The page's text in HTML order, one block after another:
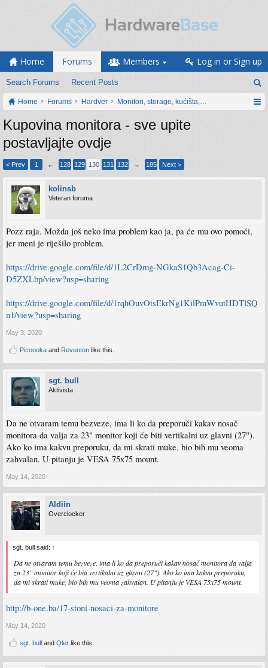
Home Forums
Search Forums Recent Posts
Members Log in or Sign up
Home Forums Hardver Monitori, storage, kućišta, periferija
Kupovina monitora - sve upite
postavljajte ovdje
< Prev 1 ← 128 129 130 131 132 → 185 Next >
kolinsb
Veteran foruma
Pozz raja. Možda još neko ima problem kao ja, pa će mu ovo pomoći,
jer meni je riješilo problem.
https://drive.google.com/file/d/1L2CrDmg-NGkaS1Qb3Acag-Ci-
D5ZXLbp/view?usp=sharing
https://drive.google.com/file/d/1rqhOuvOtsEkrNg1KilPmWvutHDTlSQ
n1/view?usp=sharing
May 3, 2020
Picoooka and Reventon like this.
sgt. bull
Aktivista
Da ne otvaram temu bezveze, ima li ko da preporuči kakav nosač
monitora da valja za 23" monitor koji će biti vertikalni uz glavni (27").
Ako ko ima kakvu preporuku, da mi skrati muke, bio bih mu veoma
zahvalan. U pitanju je VESA 75x75 mount.
May 14, 2020
Aldiin
Overclocker
sgt. bull said: ↑
Da ne otvaram temu bezveze, ima li ko da preporuči kakav nosač monitora da valja
za 23" monitor koji će biti vertikalni uz glavni (27"). Ako ko ima kakvu preporuku,
da mi skrati muke, bio bih mu veoma zahvalan. U pitanju je VESA 75x75 mount.
http://b-one.ba/17-stoni-nosaci-za-monitore
May 14, 2020
sgt. bull and Qler like this.